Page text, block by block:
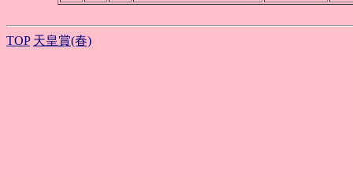
TOP 天皇賞(春)